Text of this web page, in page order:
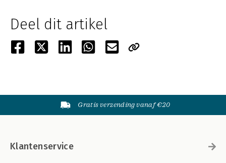
Deel dit artikel
Gratis verzending vanaf €20
Klantenservice